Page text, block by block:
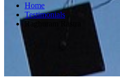
Home
Testimonials
Raghuram Rastra